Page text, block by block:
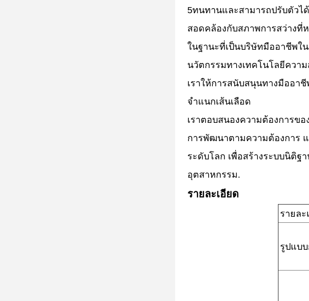
5ทนทานและสามารถปรับตัวไ
สอดคล้องกับสภาพการสว่างที่
ในฐานะที่เป็นบริษัทมืออาชีพใ
นวัตกรรมทางเทคโนโลยีควา
เราให้การสนับสนุนทางมืออา
จําแนกเส้นเลือด
เราตอบสนองความต้องการข
การพัฒนาตามความต้องการ
ระดับโลก เพื่อสร้างระบบนิติฐ
อุตสาหกรรม.
รายละเอียด
รายละ
รูปแบ